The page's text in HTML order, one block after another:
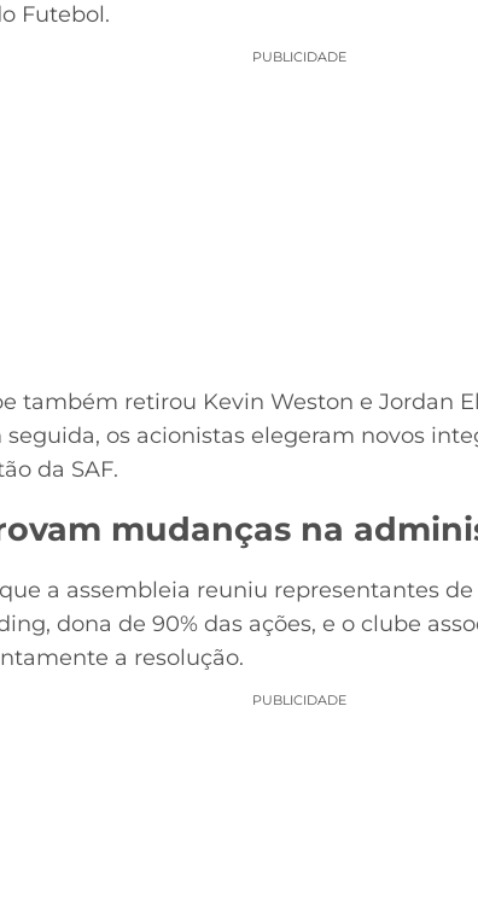
Futebol.
PUBLICIDADE
também retirou Kevin Weston e Jordan
os acionistas elegeram novos
da SAF.
mudanças na
a assembleia reuniu representantes
dona de 90% das ações, e o clube
a resolução.
PUBLICIDADE